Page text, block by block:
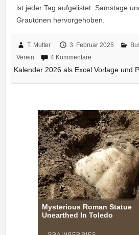
ist jeder Tag aufgelistet. Samstage
Grautönen hervorgehoben.
T. Mutter 3. Februar 2025
Verein
4 Kommentare
Kalender 2026 als Excel Vorlage und